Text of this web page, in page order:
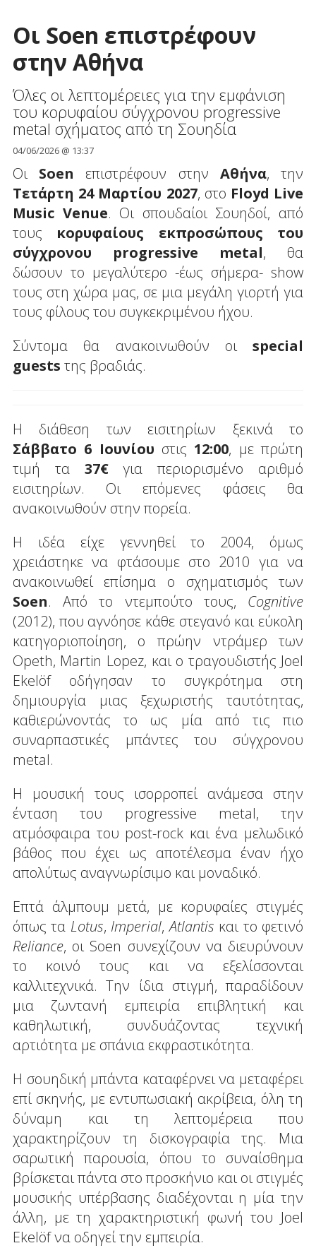
Οι Soen επιστρέφουν
στην Αθήνα
Όλες οι λεπτομέρειες για την εμφάνιση
του κορυφαίου σύγχρονου progressive
metal σχήματος από τη Σουηδία
04/06/2026 @ 13:37
Οι Soen επιστρέφουν στην Αθήνα, την
Τετάρτη 24 Μαρτίου 2027, στο Floyd Live
Music Venue. Οι σπουδαίοι Σουηδοί, από
τους κορυφαίους εκπροσώπους του
σύγχρονου progressive metal, θα
δώσουν το μεγαλύτερο -έως σήμερα- show
τους στη χώρα μας, σε μια μεγάλη γιορτή για
τους φίλους του συγκεκριμένου ήχου.
Σύντομα θα ανακοινωθούν οιspecial
guests της βραδιάς.
Η διάθεση των εισιτηρίων ξεκινά το
Σάββατο 6 Ιουνίου στις 12:00, με πρώτη
τιμή τα 37€για περιορισμένο αριθμό
εισιτηρίων. Οι επόμενες φάσεις θα
ανακοινωθούν στην πορεία.
Η ιδέα είχε γεννηθεί το 2004, όμως
χρειάστηκε να φτάσουμε στο 2010 για να
ανακοινωθεί επίσημα ο σχηματισμός των
Soen. Από το ντεμπούτο τους, Cognitive
(2012), που αγνόησε κάθε στεγανό και εύκολη
κατηγοριοποίηση, ο πρώην ντράμερ των
Opeth, Martin Lopez, και ο τραγουδιστής Joel
Ekelöf οδήγησαν το συγκρότημα στη
δημιουργία μιας ξεχωριστής ταυτότητας,
καθιερώνοντάς το ως μία από τις πιο
συναρπαστικές μπάντες του σύγχρονου
metal.
Η μουσική τους ισορροπεί ανάμεσα στην
ένταση του progressive metal, την
ατμόσφαιρα του post-rock και ένα μελωδικό
βάθος που έχει ως αποτέλεσμα έναν ήχο
απολύτως αναγνωρίσιμο και μοναδικό.
Επτά άλμπουμ μετά, με κορυφαίες στιγμές
όπως τα Lotus, Imperial,Atlantis και το φετινό
Reliance, οι Soen συνεχίζουν να διευρύνουν
το κοινό τους και να εξελίσσονται
καλλιτεχνικά. Την ίδια στιγμή, παραδίδουν
μια ζωντανή εμπειρία επιβλητική και
καθηλωτική, συνδυάζοντας τεχνική
αρτιότητα με σπάνια εκφραστικότητα.
Η σουηδική μπάντα καταφέρνει να μεταφέρει
επί σκηνής, με εντυπωσιακή ακρίβεια, όλη τη
δύναμη και τη λεπτομέρεια που
χαρακτηρίζουν τη δισκογραφία της. Μια
σαρωτική παρουσία, όπου το συναίσθημα
βρίσκεται πάντα στο προσκήνιο και οι στιγμές
μουσικής υπέρβασης διαδέχονται η μία την
άλλη, με τη χαρακτηριστική φωνή του Joel
Ekelöf να οδηγεί την εμπειρία.